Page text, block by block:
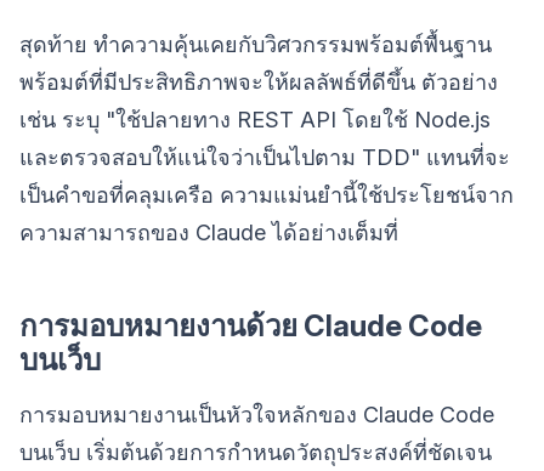
สุดท้าย ทำความคุ้นเคยกับวิศวกรรมพร้อมต์พื้นฐาน
พร้อมต์ที่มีประสิทธิภาพจะให้ผลลัพธ์ที่ดีขึ้น ตัวอย่าง
เช่น ระบุ "ใช้ปลายทาง REST API โดยใช้ Node.js
และตรวจสอบให้แน่ใจว่าเป็นไปตาม TDD" แทนที่จะ
เป็นคำขอที่คลุมเครือ ความแม่นยำนี้ใช้ประโยชน์จาก
ความสามารถของ Claude ได้อย่างเต็มที่
การมอบหมายงานด้วย Claude Code
บนเว็บ
การมอบหมายงานเป็นหัวใจหลักของ Claude Code
บนเว็บ เริ่มต้นด้วยการกำหนดวัตถุประสงค์ที่ชัดเจน